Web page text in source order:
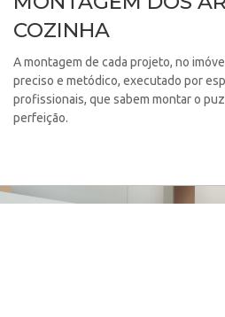
COZINHA
A montagem de cada projeto, no
preciso e metódico, executado por
profissionais, que sabem montar o
perfeição.